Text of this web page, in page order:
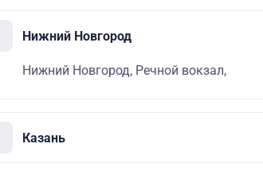
Нижний Новгород
Нижний Новгород, Речной вокзал,
Казань